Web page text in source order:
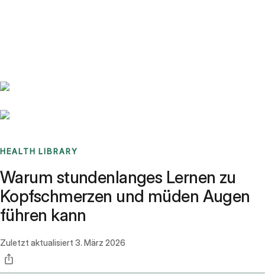
HEALTH LIBRARY
Warum stundenlanges Lernen zu
Kopfschmerzen und müden Augen
führen kann
Zuletzt aktualisiert 3. März 2026